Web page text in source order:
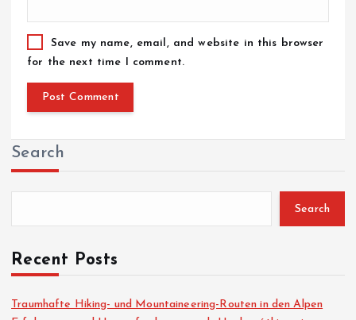
Save my name, email, and website in this browser
for the next time I comment.
Search
Search
Recent Posts
Traumhafte Hiking- und Mountaineering-Routen in den Alpen